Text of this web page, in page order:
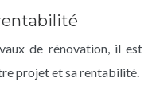
de rénovation, il est
projet et sa rentabilité.